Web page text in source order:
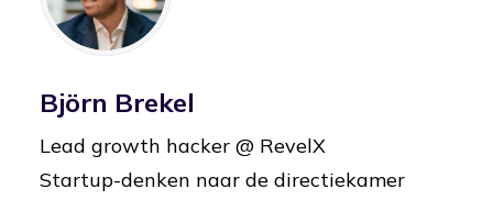
Björn Brekel
Lead growth hacker @ RevelX
Startup-denken naar de directiekamer